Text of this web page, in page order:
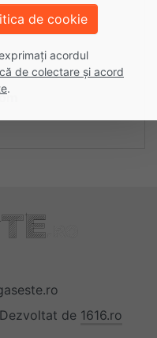
Dezvoltat de 1616.ro
de cookie
acordul
de colectare și acord
.